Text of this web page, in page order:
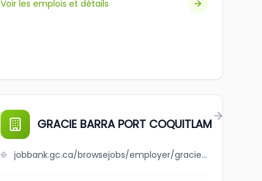
Voir les emplois et détails
GRACIE BARRA PORT COQUITLAM
jobbank.gc.ca/browsejobs/employer/gracie+barra+port+coquitlam/ca